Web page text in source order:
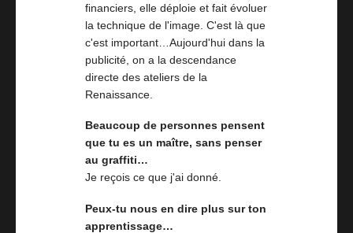
financiers, elle déploie et fait évoluer
la technique de l'image. C'est là que
c'est important…Aujourd'hui dans la
publicité, on a la descendance
directe des ateliers de la
Renaissance.
Beaucoup de personnes pensent
que tu es un maître, sans penser
au graffiti…
Je reçois ce que j'ai donné.
Peux-tu nous en dire plus sur ton
apprentissage…